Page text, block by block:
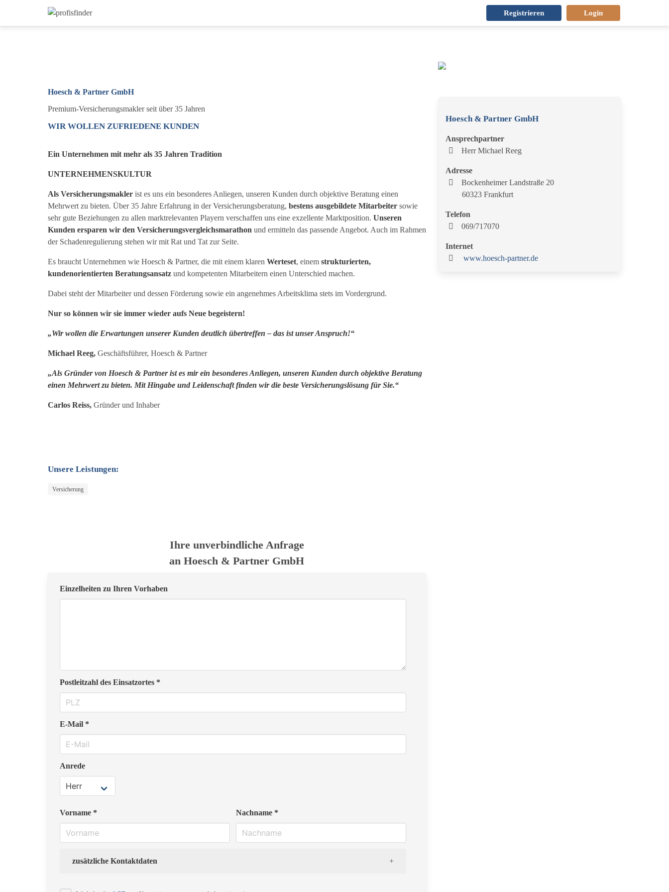
Registrieren Login
Hoesch & Partner GmbH
Premium-Versicherungsmakler seit über 35 Jahren
WIR WOLLEN ZUFRIEDENE KUNDEN
Ein Unternehmen mit mehr als 35 Jahren Tradition
UNTERNEHMENSKULTUR
Als Versicherungsmakler ist es uns ein besonderes Anliegen, unseren Kunden durch objektive Beratung einen
Mehrwert zu bieten. Über 35 Jahre Erfahrung in der Versicherungsberatung, bestens ausgebildete Mitarbeiter sowie
sehr gute Beziehungen zu allen marktrelevanten Playern verschaffen uns eine exzellente Marktposition. Unseren
Kunden ersparen wir den Versicherungsvergleichsmarathon und ermitteln das passende Angebot. Auch im Rahmen
der Schadenregulierung stehen wir mit Rat und Tat zur Seite.
Es braucht Unternehmen wie Hoesch & Partner, die mit einem klaren Werteset, einem strukturierten,
kundenorientierten Beratungsansatz und kompetenten Mitarbeitern einen Unterschied machen.
Dabei steht der Mitarbeiter und dessen Förderung sowie ein angenehmes Arbeitsklima stets im Vordergrund.
Nur so können wir sie immer wieder aufs Neue begeistern!
„Wir wollen die Erwartungen unserer Kunden deutlich übertreffen – das ist unser Anspruch!“
Michael Reeg, Geschäftsführer, Hoesch & Partner
„Als Gründer von Hoesch & Partner ist es mir ein besonderes Anliegen, unseren Kunden durch objektive Beratung
einen Mehrwert zu bieten. Mit Hingabe und Leidenschaft finden wir die beste Versicherungslösung für Sie.“
Carlos Reiss, Gründer und Inhaber
Unsere Leistungen:
Versicherung
Hoesch & Partner GmbH
Ansprechpartner
Herr Michael Reeg
Adresse
Bockenheimer Landstraße 20
60323 Frankfurt
Telefon
069/717070
Internet
www.hoesch-partner.de
Ihre unverbindliche Anfrage
an Hoesch & Partner GmbH
Einzelheiten zu Ihren Vorhaben
Postleitzahl des Einsatzortes *
E-Mail *
Anrede
Vorname * Nachname *
zusätzliche Kontaktdaten